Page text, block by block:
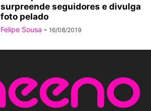
surpreende seguidores e divulga
foto pelado
Felipe Sousa - 16/08/2019